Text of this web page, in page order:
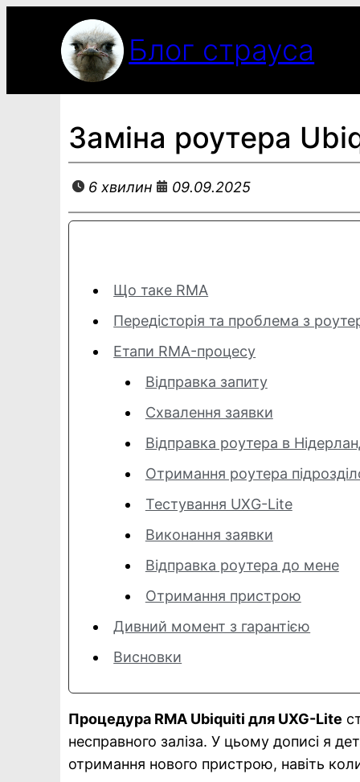
Блог страуса
Заміна роутера
6 хвилин 09.09.2025
Що таке RMA
Передісторія та проблема з
Етапи RMA-процесу
Відправка запиту
Схвалення заявки
Відправка роутера в
Отримання роутера
Тестування UXG-Lite
Виконання заявки
Відправка роутера до мене
Отримання пристрою
Дивний момент з гарантією
Висновки
Процедура RMA Ubiquiti для UXG-Lite
несправного заліза. У цьому дописі я
отримання нового пристрою, навіть